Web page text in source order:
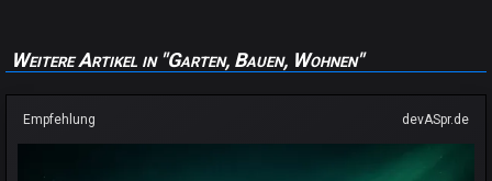
Weitere Artikel in "Garten, Bauen, Wohnen"
Empfehlung devASpr.de